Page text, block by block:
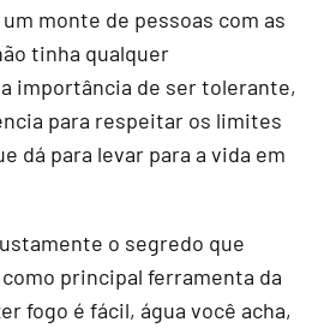
monte de pessoas com as
tinha qualquer
importância de ser tolerante,
para respeitar os limites
dá para levar para a vida em
o segredo que
principal ferramenta da
fogo é fácil, água você acha,